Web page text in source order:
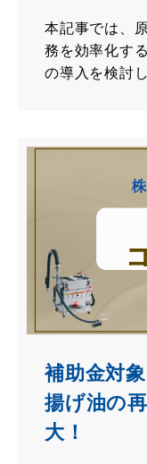
本記事では、
務を効率化す
の導入を検討
補助金対
揚げ油の
大！